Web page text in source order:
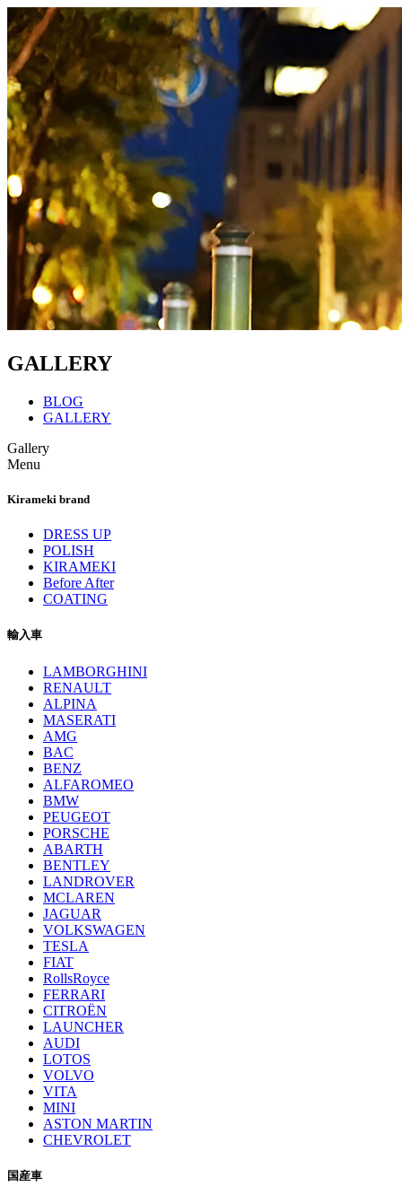
GALLERY
BLOG
GALLERY
Gallery
Menu
Kirameki brand
DRESS UP
POLISH
KIRAMEKI
Before After
COATING
輸入車
LAMBORGHINI
RENAULT
ALPINA
MASERATI
AMG
BAC
BENZ
ALFAROMEO
BMW
PEUGEOT
PORSCHE
ABARTH
BENTLEY
LANDROVER
MCLAREN
JAGUAR
VOLKSWAGEN
TESLA
FIAT
RollsRoyce
FERRARI
CITROËN
LAUNCHER
AUDI
LOTOS
VOLVO
VITA
MINI
ASTON MARTIN
CHEVROLET
国産車